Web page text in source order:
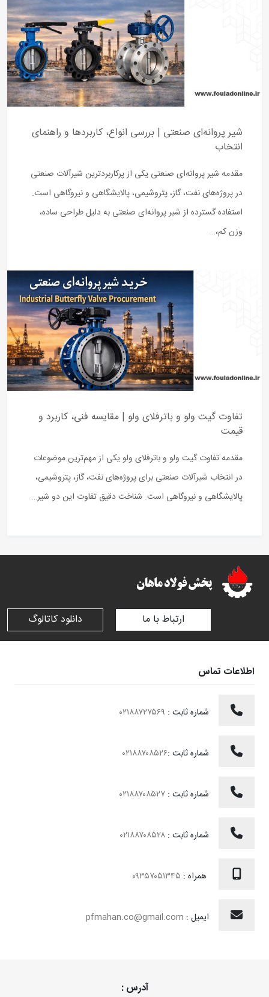
شیر پروانه‌ای صنعتی | بررسی انواع، کاربردها و راهنمای
انتخاب
مقدمه شیر پروانه‌ای صنعتی یکی از پرکاربردترین شیرآلات صنعتی
در پروژه‌های نفت، گاز، پتروشیمی، پالایشگاهی و نیروگاهی است.
استفاده گسترده از شیر پروانه‌ای صنعتی به دلیل طراحی ساده،
وزن کم،…
تفاوت گیت ولو و باترفلای ولو | مقایسه فنی، کاربرد و
قیمت
مقدمه تفاوت گیت ولو و باترفلای ولو یکی از مهم‌ترین موضوعات
در انتخاب شیرآلات صنعتی برای پروژه‌های نفت، گاز، پتروشیمی،
پالایشگاهی و نیروگاهی است. شناخت دقیق تفاوت این دو شیر…
ارتباط با ما دانلود کاتالوگ
اطلاعات تماس
شماره ثابت :
شماره ثابت :۰۲۱۸۸۷۰۸۵۲۶
شماره ثابت :
شماره ثابت :
همراه :
ایمیل : pfmahan.co@gmail.com
آدرس :